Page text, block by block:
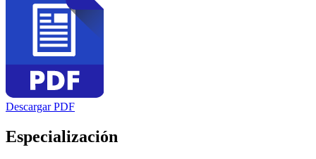
Descargar PDF
Especialización